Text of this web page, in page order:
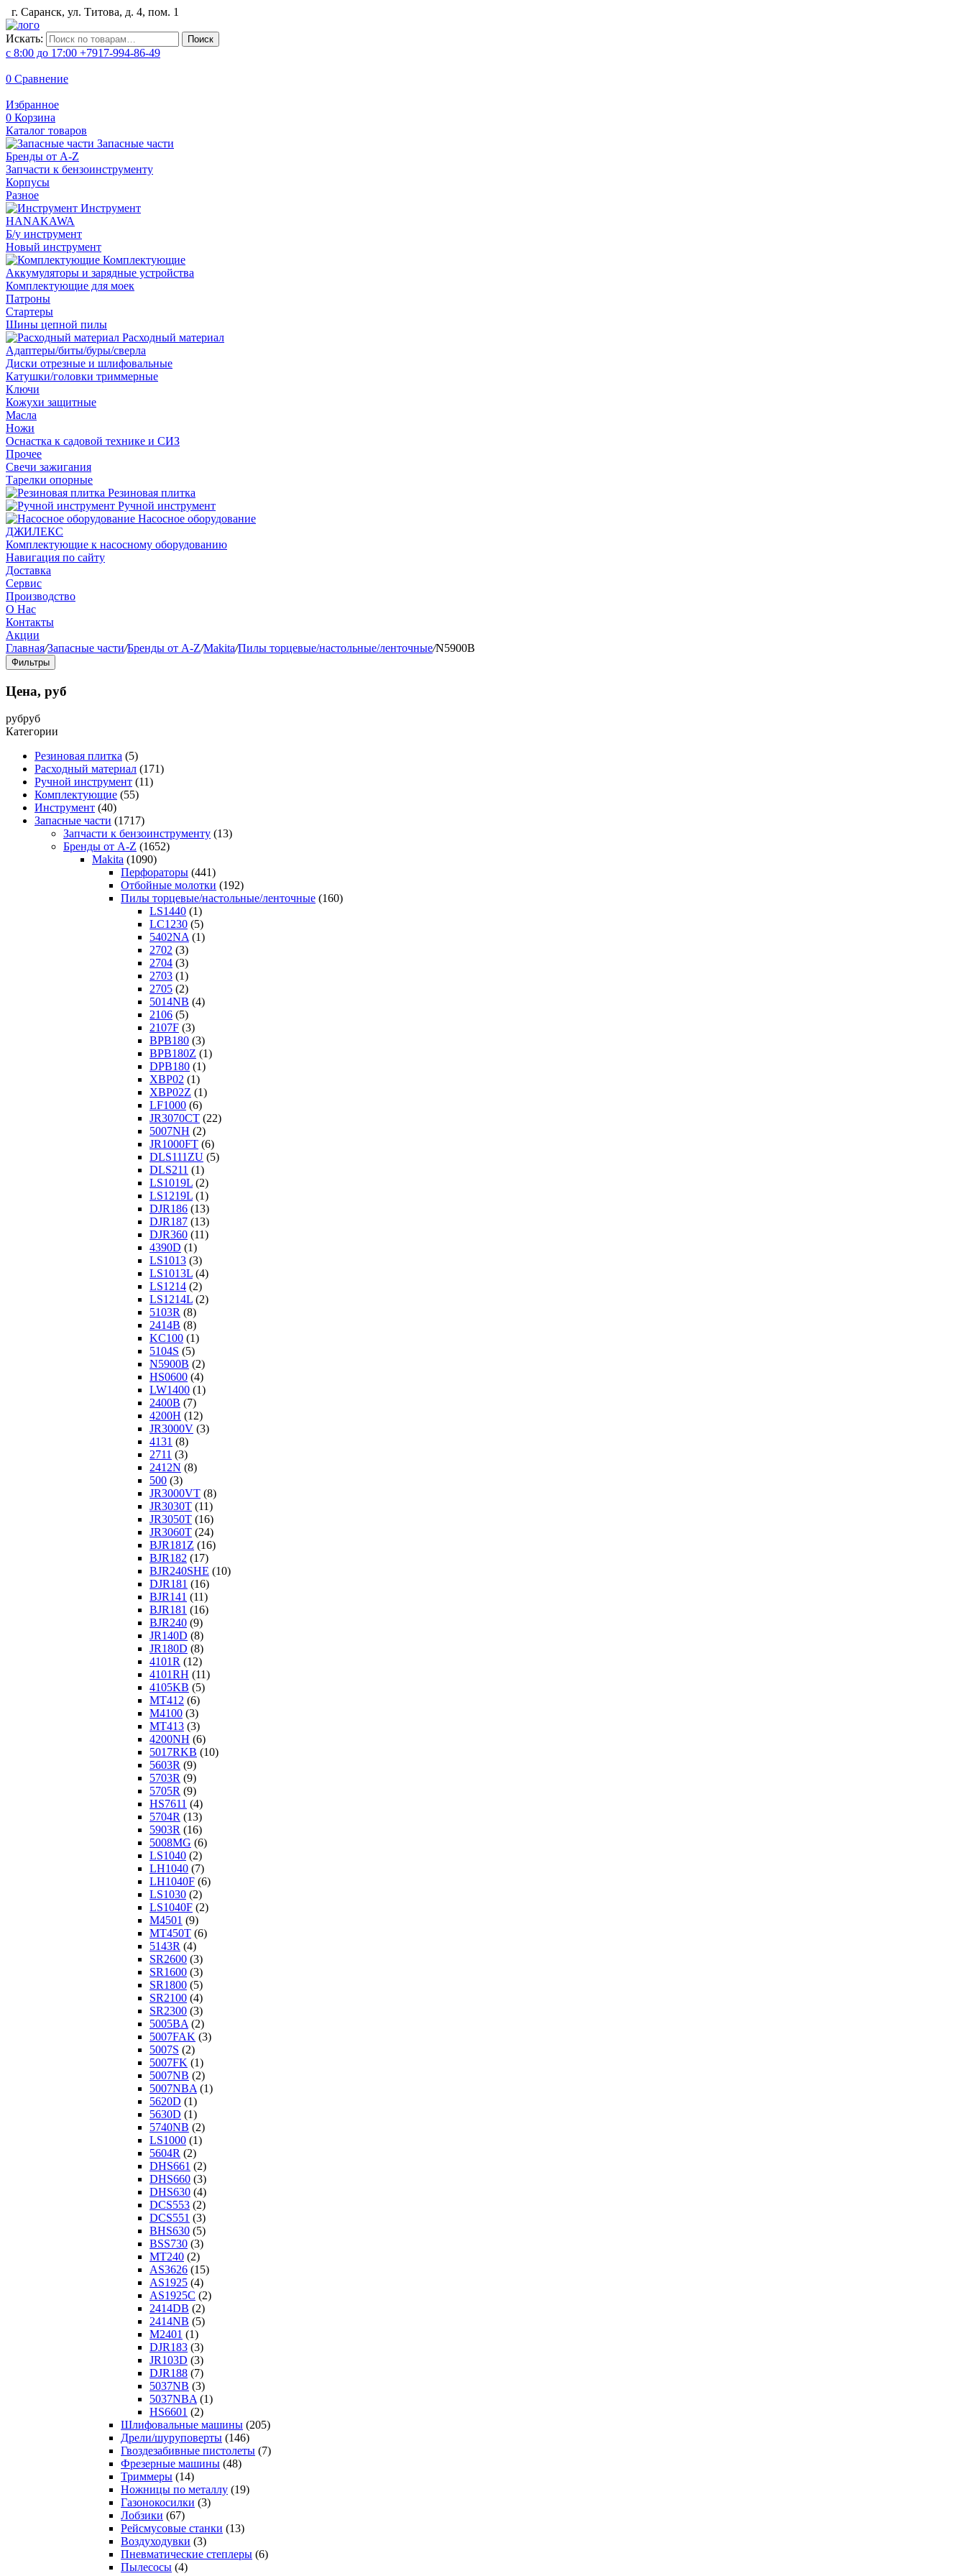
г. Саранск, ул. Титова, д. 4, пом. 1
Искать: Поиск
с 8:00 до 17:00 +7917-994-86-49
0 Сравнение
Избранное
0 Корзина
Каталог товаров
Запасные части
Бренды от A-Z
Запчасти к бензоинструменту
Корпусы
Разное
Инструмент
HANAKAWA
Б/у инструмент
Новый инструмент
Комплектующие
Аккумуляторы и зарядные устройства
Комплектующие для моек
Патроны
Стартеры
Шины цепной пилы
Расходный материал
Адаптеры/биты/буры/сверла
Диски отрезные и шлифовальные
Катушки/головки триммерные
Ключи
Кожухи защитные
Масла
Ножи
Оснастка к садовой технике и СИЗ
Прочее
Свечи зажигания
Тарелки опорные
Резиновая плитка
Ручной инструмент
Насосное оборудование
ДЖИЛЕКС
Комплектующие к насосному оборудованию
Навигация по сайту
Доставка
Сервис
Производство
О Нас
Контакты
Акции
Главная/Запасные части/Бренды от A-Z/Makita/Пилы торцевые/настольные/ленточные/N5900B
Фильтры
Цена, руб
рубруб
Категории
Резиновая плитка (5)
Расходный материал (171)
Ручной инструмент (11)
Комплектующие (55)
Инструмент (40)
Запасные части (1717)
Запчасти к бензоинструменту (13)
Бренды от A-Z (1652)
Makita (1090)
Перфораторы (441)
Отбойные молотки (192)
Пилы торцевые/настольные/ленточные (160)
LS1440 (1)
LC1230 (5)
5402NA (1)
2702 (3)
2704 (3)
2703 (1)
2705 (2)
5014NB (4)
2106 (5)
2107F (3)
BPB180 (3)
BPB180Z (1)
DPB180 (1)
XBP02 (1)
XBP02Z (1)
LF1000 (6)
JR3070CT (22)
5007NH (2)
JR1000FT (6)
DLS111ZU (5)
DLS211 (1)
LS1019L (2)
LS1219L (1)
DJR186 (13)
DJR187 (13)
DJR360 (11)
4390D (1)
LS1013 (3)
LS1013L (4)
LS1214 (2)
LS1214L (2)
5103R (8)
2414B (8)
KC100 (1)
5104S (5)
N5900B (2)
HS0600 (4)
LW1400 (1)
2400B (7)
4200H (12)
JR3000V (3)
4131 (8)
2711 (3)
2412N (8)
500 (3)
JR3000VT (8)
JR3030T (11)
JR3050T (16)
JR3060T (24)
BJR181Z (16)
BJR182 (17)
BJR240SHE (10)
DJR181 (16)
BJR141 (11)
BJR181 (16)
BJR240 (9)
JR140D (8)
JR180D (8)
4101R (12)
4101RH (11)
4105KB (5)
MT412 (6)
M4100 (3)
MT413 (3)
4200NH (6)
5017RKB (10)
5603R (9)
5703R (9)
5705R (9)
HS7611 (4)
5704R (13)
5903R (16)
5008MG (6)
LS1040 (2)
LH1040 (7)
LH1040F (6)
LS1030 (2)
LS1040F (2)
M4501 (9)
MT450T (6)
5143R (4)
SR2600 (3)
SR1600 (3)
SR1800 (5)
SR2100 (4)
SR2300 (3)
5005BA (2)
5007FAK (3)
5007S (2)
5007FK (1)
5007NB (2)
5007NBA (1)
5620D (1)
5630D (1)
5740NB (2)
LS1000 (1)
5604R (2)
DHS661 (2)
DHS660 (3)
DHS630 (4)
DCS553 (2)
DCS551 (3)
BHS630 (5)
BSS730 (3)
MT240 (2)
AS3626 (15)
AS1925 (4)
AS1925C (2)
2414DB (2)
2414NB (5)
M2401 (1)
DJR183 (3)
JR103D (3)
DJR188 (7)
5037NB (3)
5037NBA (1)
HS6601 (2)
Шлифовальные машины (205)
Дрели/шуруповерты (146)
Гвоздезабивные пистолеты (7)
Фрезерные машины (48)
Триммеры (14)
Ножницы по металлу (19)
Газонокосилки (3)
Лобзики (67)
Рейсмусовые станки (13)
Воздуходувки (3)
Пневматические степлеры (6)
Пылесосы (4)